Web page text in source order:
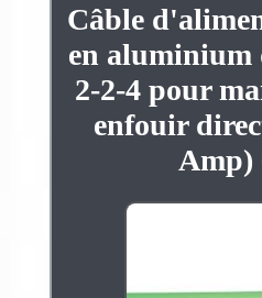
Câble
en aluminium
2-2-4 pour
enfouir
Amp)